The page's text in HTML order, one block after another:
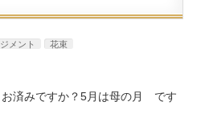
メント 花束
済みですか？5月は母の月 です